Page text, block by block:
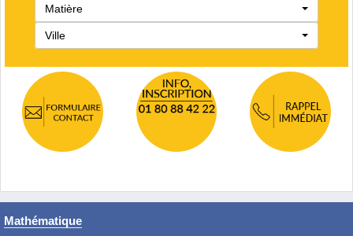
Matière
Ville
Mathématique